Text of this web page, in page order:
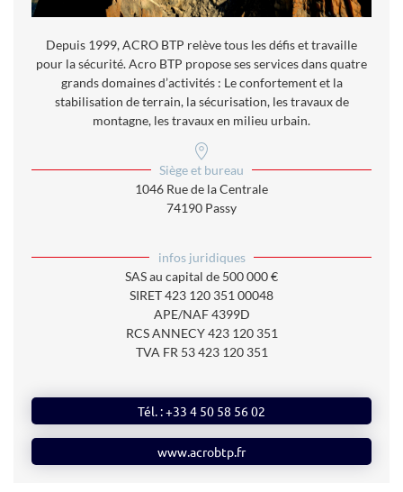
Depuis 1999, ACRO BTP relève tous les défis et travaille
pour la sécurité. Acro BTP propose ses services dans quatre
grands domaines d’activités : Le confortement et la
stabilisation de terrain, la sécurisation, les travaux de
montagne, les travaux en milieu urbain.
Siège et bureau
1046 Rue de la Centrale
74190 Passy
infos juridiques
SASau capital de 500 000 €
SIRET423 120 351 00048
APE/NAF4399D
RCSANNECY 423 120 351
TVA FR 53 423 120 351
Tél. : +33 4 50 58 56 02
www.acrobtp.fr